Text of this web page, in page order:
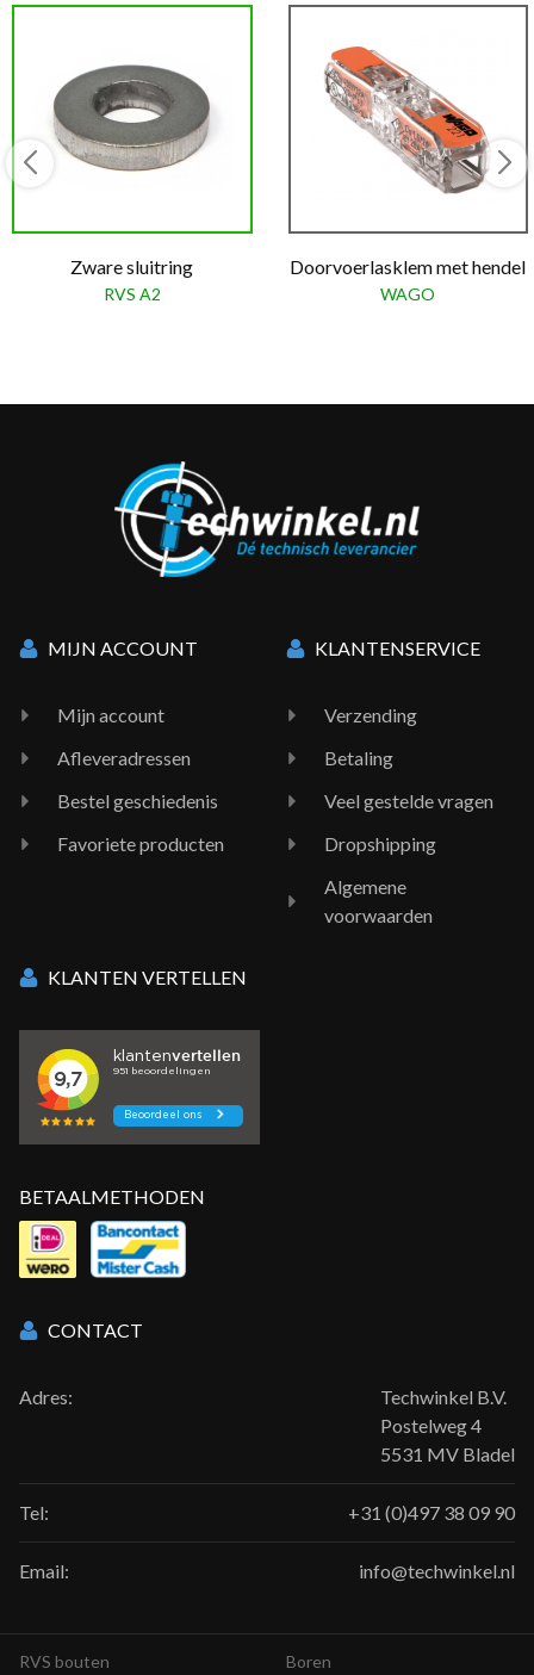
Zware sluitring
RVS A2
Doorvoerlasklem met hendel
WAGO
MIJN ACCOUNT
Mijn account
Afleveradressen
Bestel geschiedenis
Favoriete producten
KLANTENSERVICE
Verzending
Betaling
Veel gestelde vragen
Dropshipping
Algemene
voorwaarden
KLANTEN VERTELLEN
BETAALMETHODEN
CONTACT
Adres:
Techwinkel B.V.
Postelweg 4
5531 MV Bladel
Tel: +31 (0)497 38 09 90
Email: info@techwinkel.nl
RVS bouten
Boren